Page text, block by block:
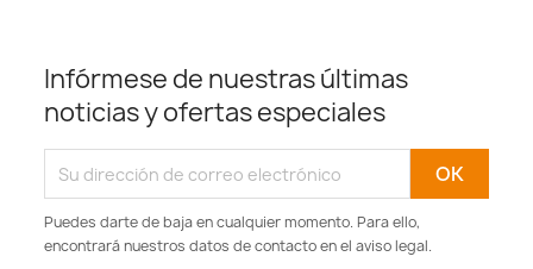
Infórmese de nuestras últimas
noticias y ofertas especiales
Puedes darte de baja en cualquier momento. Para ello,
encontrará nuestros datos de contacto en el aviso legal.